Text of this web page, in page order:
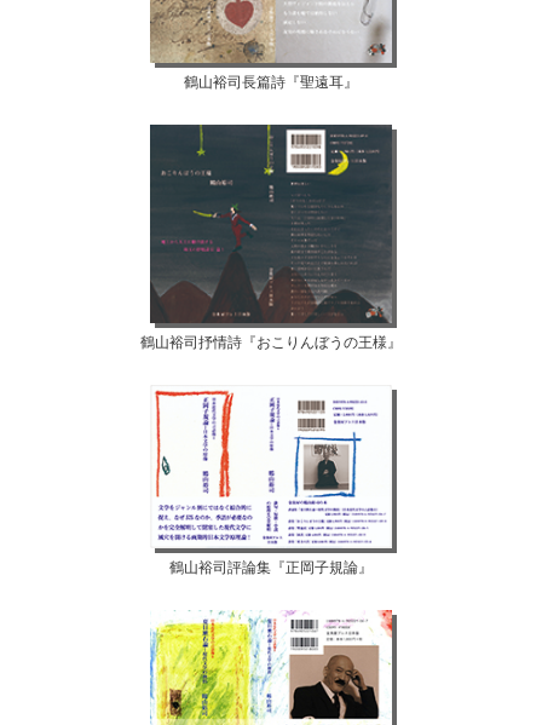
鶴山裕司長篇詩『聖遠耳』
鶴山裕司抒情詩『おこりんぼうの王様』
鶴山裕司評論集『正岡子規論』